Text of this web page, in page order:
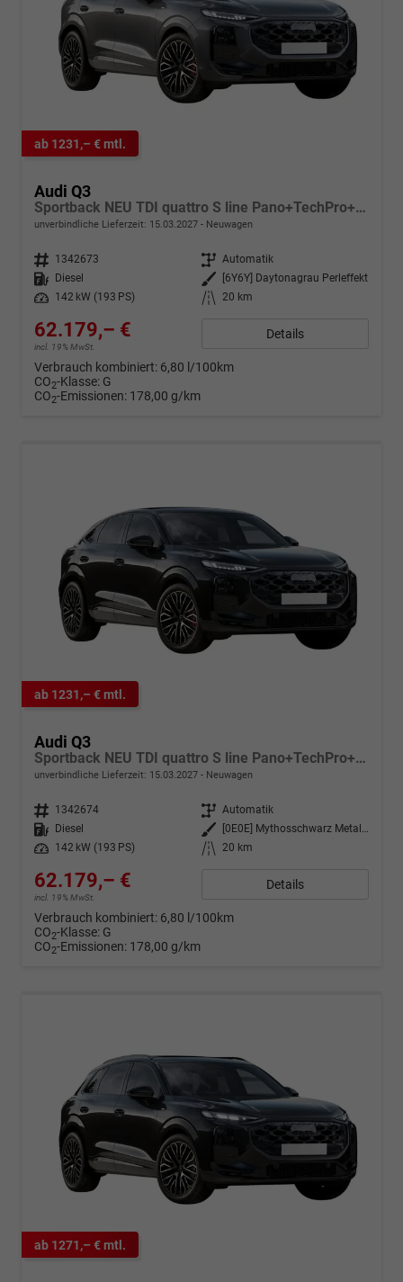
ab 1231,– € mtl.
Audi Q3
Sportback NEU TDI quattro S line Pano+TechPro+Matrix+AHK+HUD+Alu20+KlimaPlus+DCC+SONOS
unverbindliche Lieferzeit: 15.03.2027 Neuwagen
Fahrzeugnr. 1342673 Getriebe Automatik
Kraftstoff
Diesel Außenfarbe
[6Y6Y] Daytonagrau Perleffekt
Leistung
142 kW (193 PS) Kilometerstand 20 km
62.179,– €
incl. 19% MwSt.
Details
Verbrauch kombiniert: 6,80 l/100km
CO2-Klasse: G
CO2-Emissionen: 178,00 g/km
ab 1231,– € mtl.
Audi Q3
Sportback NEU TDI quattro S line Pano+TechPro+Matrix+AHK+HUD+Alu20+KlimaPlus+DCC+SONOS
unverbindliche Lieferzeit: 15.03.2027 Neuwagen
Fahrzeugnr. 1342674 Getriebe Automatik
Kraftstoff
Diesel Außenfarbe
[0E0E] Mythosschwarz Metallic
Leistung
142 kW (193 PS) Kilometerstand 20 km
62.179,– €
incl. 19% MwSt.
Details
Verbrauch kombiniert: 6,80 l/100km
CO2-Klasse: G
CO2-Emissionen: 178,00 g/km
ab 1271,– € mtl.